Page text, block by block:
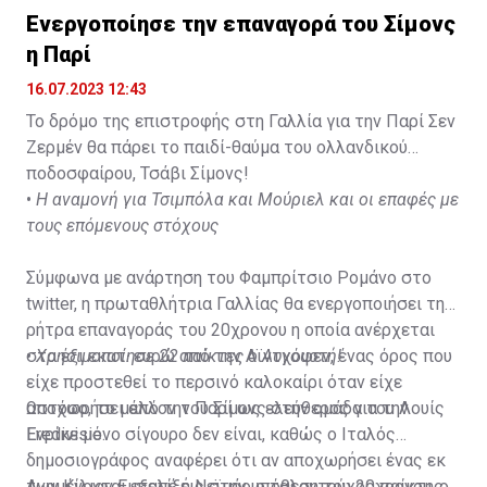
Ενεργοποίησε την επαναγορά του Σίμονς
η Παρί
16.07.2023 12:43
Το δρόμο της επιστροφής στη Γαλλία για την Παρί Σεν
Ζερμέν θα πάρει το παιδί-θαύμα του ολλανδικού
ποδοσφαίρου, Τσάβι Σίμονς!
• Η αναμονή για Τσιμπόλα και Μούριελ και οι επαφές με
τους επόμενους στόχους
Σύμφωνα με ανάρτηση του Φαμπρίτσιο Ρομάνο στο
twitter, η πρωταθλήτρια Γαλλίας θα ενεργοποιήσει τη
ρήτρα επαναγοράς του 20χρονου η οποία ανέρχεται
στα έξι εκατ. ευρώ από την Αϊντχόφεν, ένας όρος που
είχε προστεθεί το περσινό καλοκαίρι όταν είχε
αποχωρήσει από την Παρί ως ελεύθερος για την
Eredivisie.
•Χρησιμοποίησε 22 παίκτες ο Αυγουστή!
Ωστόσο, το μέλλον του Σίμονς στην ομάδα του Λουίς
Ενρίκε μόνο σίγουρο δεν είναι, καθώς ο Ιταλός
δημοσιογράφος αναφέρει ότι αν αποχωρήσει ένας εκ